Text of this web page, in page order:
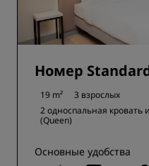
Номер
19 m²
3 взрослых
2 односпальная кровать
(Queen)
Основные удобства